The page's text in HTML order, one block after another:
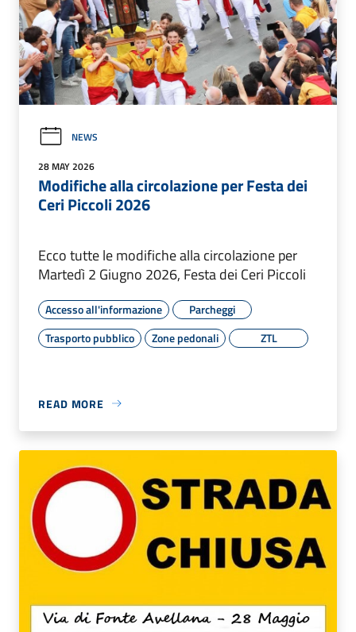
NEWS
28 MAY 2026
Modifiche alla circolazione per Festa dei
Ceri Piccoli 2026
Ecco tutte le modifiche alla circolazione per
Martedì 2 Giugno 2026, Festa dei Ceri Piccoli
Accesso all'informazione
Parcheggi
Trasporto pubblico
Zone pedonali ZTL
READ MORE